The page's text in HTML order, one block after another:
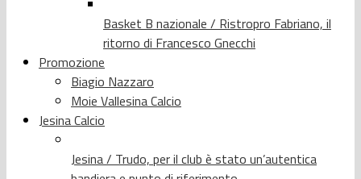
Basket B nazionale / Ristropro Fabriano, il
ritorno di Francesco Gnecchi
Promozione
Biagio Nazzaro
Moie Vallesina Calcio
Jesina Calcio
Jesina / Trudo, per il club è stato un’autentica